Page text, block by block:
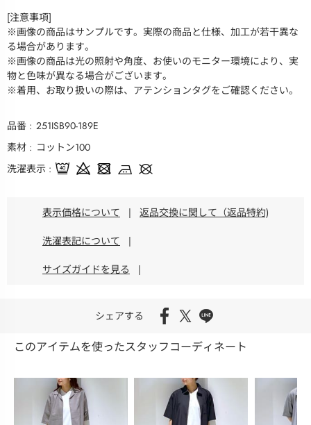
[注意事項]
※画像の商品はサンプルです。実際の商品と仕様、加工が若干異な
る場合があります。
※画像の商品は光の照射や角度、お使いのモニター環境により、実
物と色味が異なる場合がございます。
※着用、お取り扱いの際は、アテンションタグをご確認ください。
品番
251ISB90-189E
素材
コットン100
洗濯表示
表示価格について | 返品交換に関して（返品特約)
洗濯表記について |
サイズガイドを見る |
シェアする
このアイテムを使ったスタッフコーディネート